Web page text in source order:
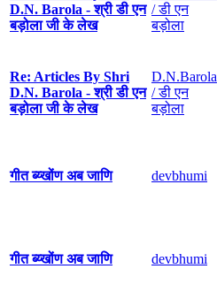
D.N. Barola - श्री डी एन
बड़ोला जी के लेख
/ डी एन
बड़ोला
Re: Articles By Shri
D.N. Barola - श्री डी एन
बड़ोला जी के लेख
D.N.Barola
/ डी एन
बड़ोला
गीत ब्य्खोंण अब जाणि devbhumi
गीत ब्य्खोंण अब जाणि devbhumi